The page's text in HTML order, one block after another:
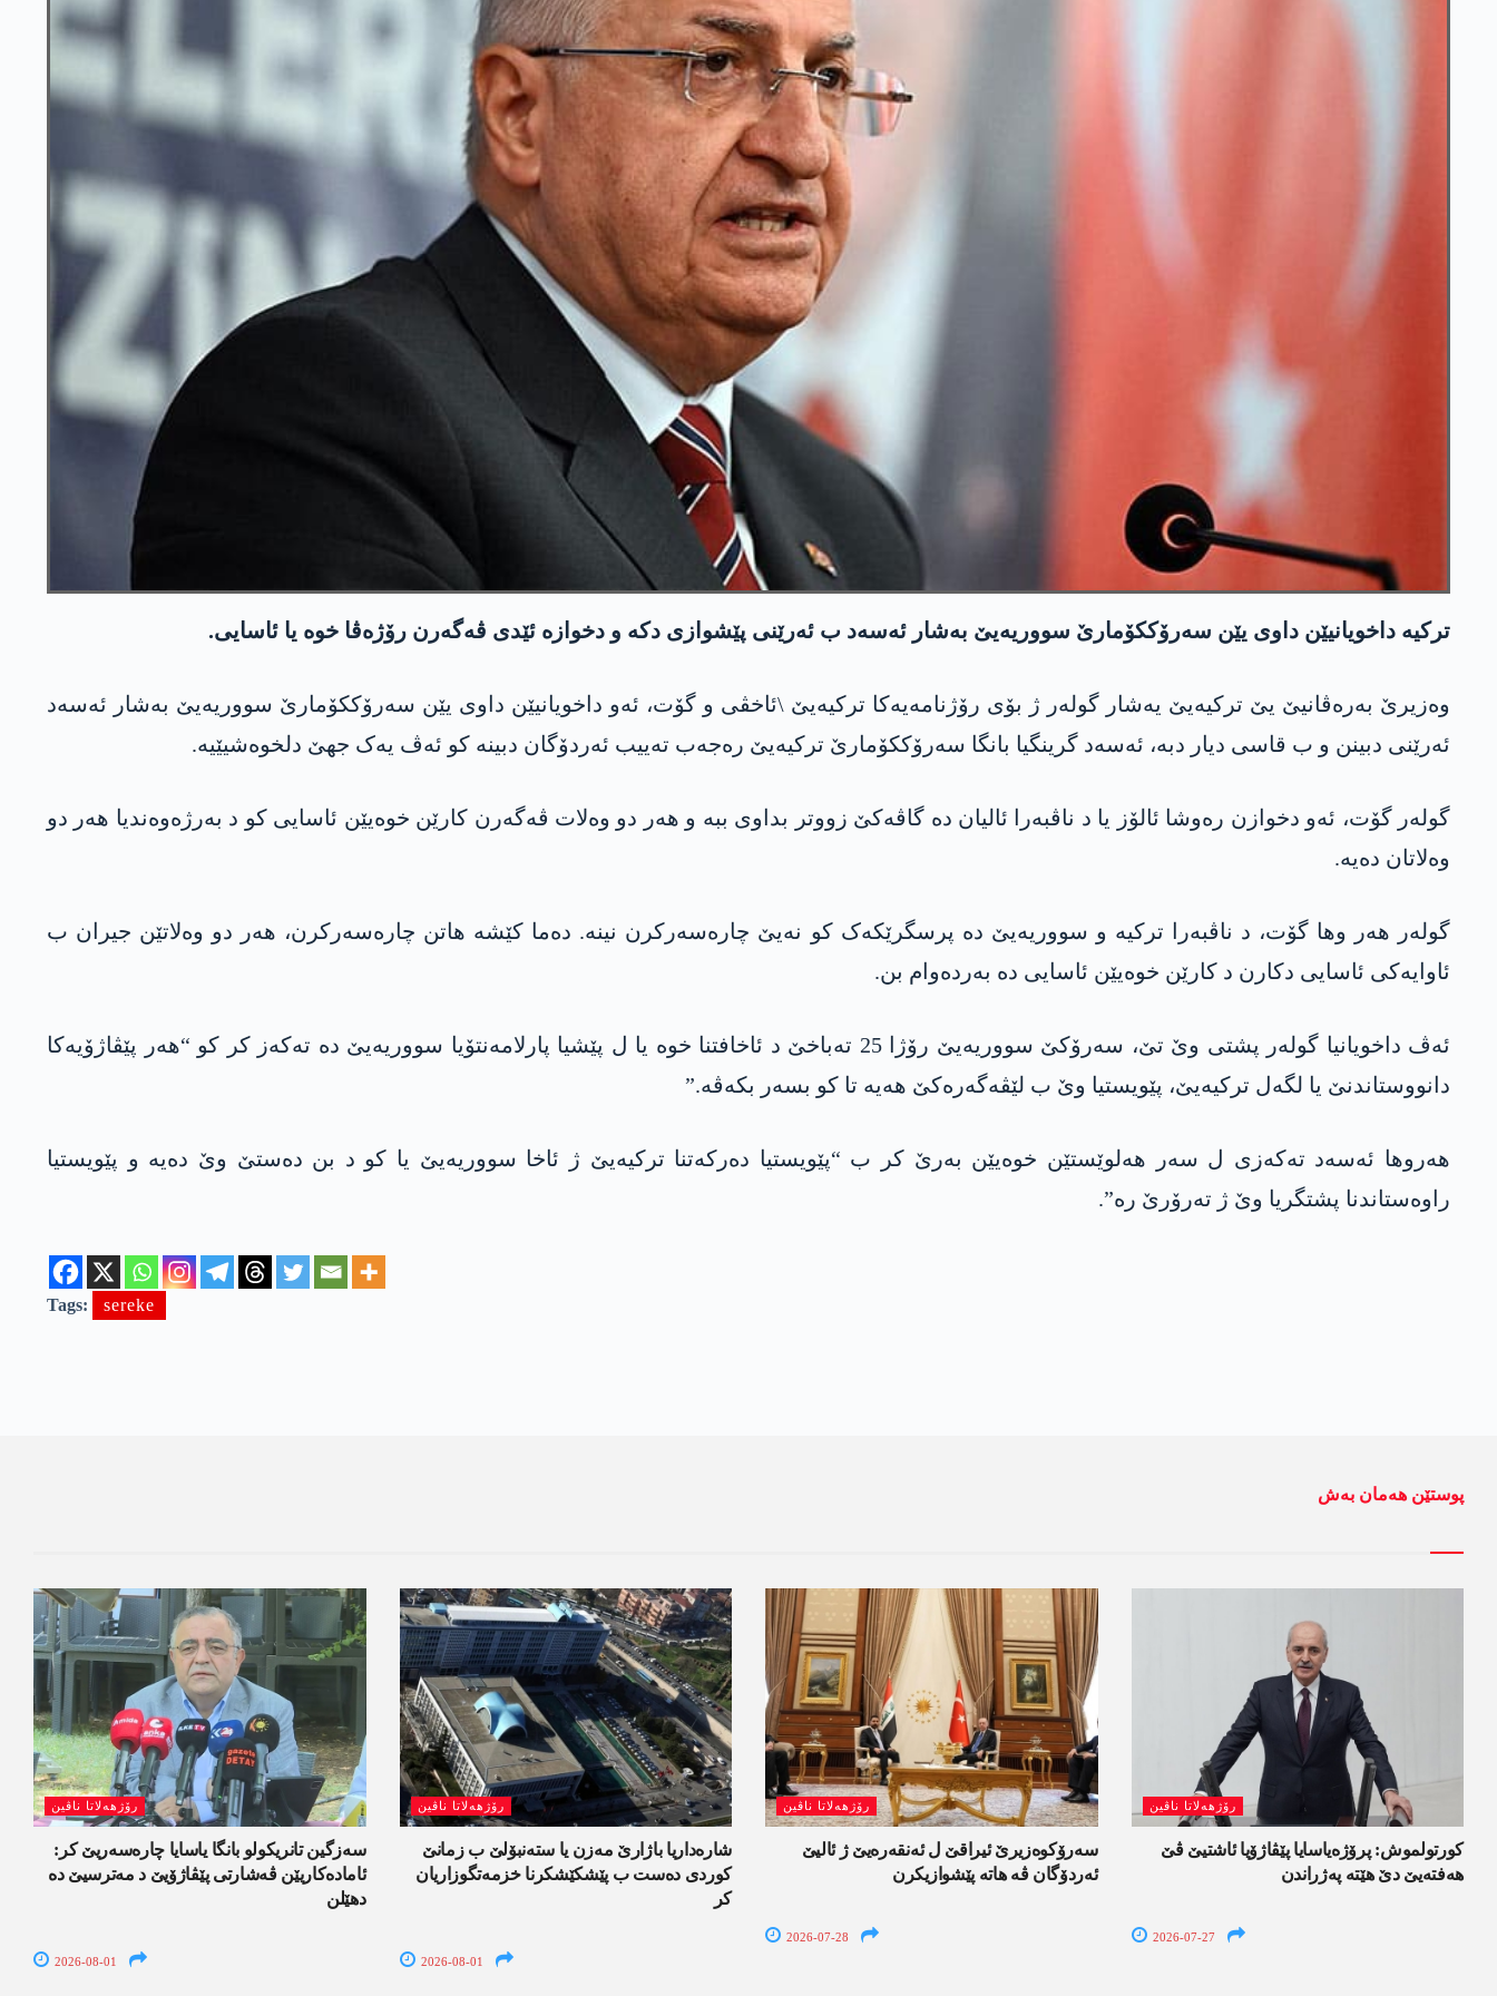
ترکیە داخویانیێن داوی یێن سەرۆککۆمارێ سووریەیێ بەشار ئەسەد ب ئەرێنی پێشوازی دکە و دخوازە ئێدی ڤەگەرن رۆژەڤا خوە یا ئاسایی.
وەزیرێ بەرەڤانیێ یێ ترکیەیێ یەشار گولەر ژ بۆی رۆژنامەیەکا ترکیەیێ \ئاخڤی و گۆت، ئەو داخویانیێن داوی یێن سەرۆککۆمارێ سووریەیێ بەشار ئەسەد
ئەرێنی دبینن و ب قاسی دیار دبە، ئەسەد گرینگیا بانگا سەرۆککۆمارێ ترکیەیێ رەجەب تەییب ئەردۆگان دبینە کو ئەڤ یەک جھێ دلخوەشیێیە.
گولەر گۆت، ئەو دخوازن رەوشا ئالۆز یا د ناڤبەرا ئالیان دە گاڤەکێ زووتر بداوی ببە و ھەر دو وەلات ڤەگەرن کارێن خوەیێن ئاسایی کو د بەرژەوەندیا ھەر دو
وەلاتان دەیە.
گولەر ھەر وھا گۆت، د ناڤبەرا ترکیە و سووریەیێ دە پرسگرێکەک کو نەیێ چارەسەرکرن نینە. دەما کێشە ھاتن چارەسەرکرن، ھەر دو وەلاتێن جیران ب
ئاوایەکی ئاسایی دکارن د کارێن خوەیێن ئاسایی دە بەردەوام بن.
ئەڤ داخویانیا گولەر پشتی وێ تێ، سەرۆکێ سووریەیێ رۆژا 25 تەباخێ د ئاخافتنا خوە یا ل پێشیا پارلامەنتۆیا سووریەیێ دە تەکەز کر کو “ھەر پێڤاژۆیەکا
دانووستاندنێ یا لگەل ترکیەیێ، پێویستیا وێ ب لێڤەگەرەکێ ھەیە تا کو بسەر بکەڤە.”
ھەروھا ئەسەد تەکەزی ل سەر ھەلوێستێن خوەیێن بەرێ کر ب “پێویستیا دەرکەتنا ترکیەیێ ژ ئاخا سووریەیێ یا کو د بن دەستێ وێ دەیە و پێویستیا
راوەستاندنا پشتگریا وێ ژ تەرۆرێ رە”.
Tags: sereke
پوستێن ھەمان بەش
رۆژھەلاتا ناڤین
سەزگین تانریکولو بانگا یاسایا چارەسەریێ کر:
ئامادەکاریێن ڤەشارتی پێڤاژۆیێ د مەترسیێ دە
دھێلن
2026-08-01
رۆژھەلاتا ناڤین
شارەداریا باژارێ مەزن یا ستەنبۆلێ ب زمانێ
کوردی دەست ب پێشکێشکرنا خزمەتگوزاریان
کر
2026-08-01
رۆژھەلاتا ناڤین
سەرۆکوەزیرێ ئیراقێ ل ئەنقەرەیێ ژ ئالیێ
ئەردۆگان ڤە ھاتە پێشوازیکرن
2026-07-28
رۆژھەلاتا ناڤین
کورتولموش: پرۆژەیاسایا پێڤاژۆیا ئاشتیێ ڤێ
ھەفتەیێ دێ هێتە پەژراندن
2026-07-27